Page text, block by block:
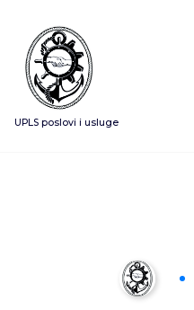
sadržaj
UPLS poslovi i usluge